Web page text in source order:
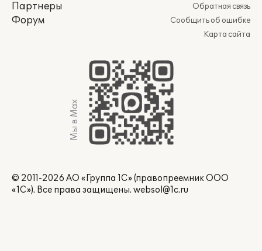
Партнеры
Форум
Обратная связь
Сообщить об ошибке
Карта сайта
Мы в Max
© 2011-2026 АО «Группа 1С» (правопреемник ООО
«1С»). Все права защищены. websol@1c.ru